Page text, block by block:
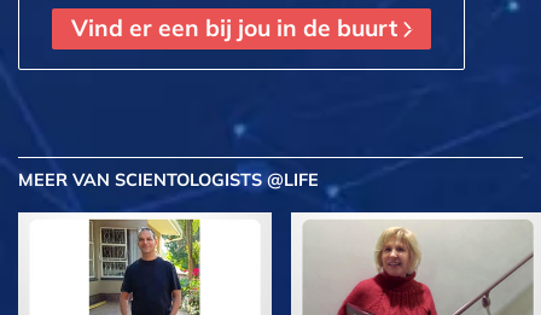
Vind er een bij jou in de buurt
MEER VAN SCIENTOLOGISTS @LIFE